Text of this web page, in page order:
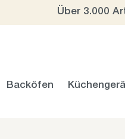
Über 3.000
Backöfen